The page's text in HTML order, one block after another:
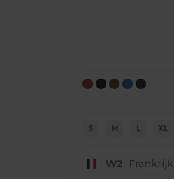
S M L XL
W2 Frankrijk